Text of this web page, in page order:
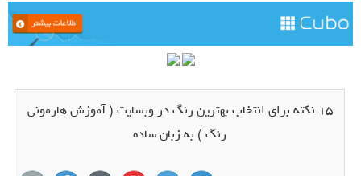
15 نکته برای انتخاب بهترین رنگ در وبسایت ( آموزش هارمونی
رنگ ) به زبان ساده